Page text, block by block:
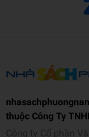
thuộc Công Ty
Công ty Cổ phần